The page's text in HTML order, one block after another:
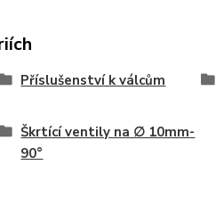
Příslušenství k válcům
Škrtící ventily na ∅ 10mm-
90°